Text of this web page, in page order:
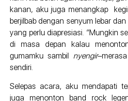
kanan, aku juga menangkap
berjilbab dengan senyum lebar
yang perlu diapresiasi. “Mungkin
di masa depan kalau
gumamku sambil nyengir
sendiri.
Selepas acara, aku mendapati
juga menonton band rock